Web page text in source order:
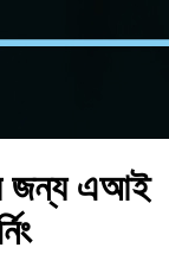
জন্য এআই